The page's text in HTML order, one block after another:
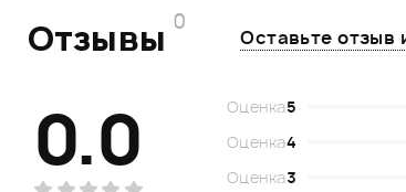
Отзывы 0
Оставьте отзыв
0.0 Оценка5
Оценка4
Оценка3